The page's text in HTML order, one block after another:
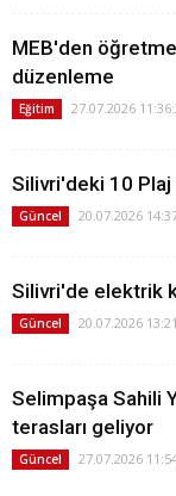
MEB'den
düzenleme
Eğitim 27.07.2026
Silivri'deki 10 Plaj
Güncel 20.07.2026
Silivri'de elektrik
Güncel 20.07.2026
Selimpaşa Sahili
terasları geliyor
Güncel 27.07.2026